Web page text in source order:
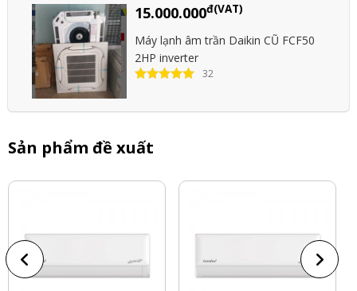
15.000.000đ(VAT)
Máy lạnh âm trần Daikin CŨ FCF50
2HP inverter
32
Sản phẩm đề xuất